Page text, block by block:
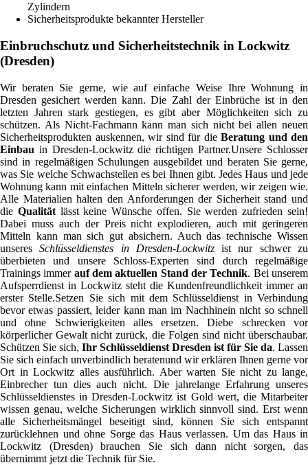
Zylindern
Sicherheitsprodukte bekannter Hersteller
Einbruchschutz und Sicherheitstechnik in Lockwitz
(Dresden)
Wir beraten Sie gerne, wie auf einfache Weise Ihre Wohnung in
Dresden gesichert werden kann. Die Zahl der Einbrüche ist in den
letzten Jahren stark gestiegen, es gibt aber Möglichkeiten sich zu
schützen. Als Nicht-Fachmann kann man sich nicht bei allen neuen
Sicherheitsprodukten auskennen, wir sind für die Beratung und den
Einbau in Dresden-Lockwitz die richtigen Partner.Unsere Schlosser
sind in regelmäßigen Schulungen ausgebildet und beraten Sie gerne,
was Sie welche Schwachstellen es bei Ihnen gibt. Jedes Haus und jede
Wohnung kann mit einfachen Mitteln sicherer werden, wir zeigen wie.
Alle Materialien halten den Anforderungen der Sicherheit stand und
die Qualitätlässt keine Wünsche offen. Sie werden zufrieden sein!
Dabei muss auch der Preis nicht explodieren, auch mit geringeren
Mitteln kann man sich gut absichern. Auch das technische Wissen
unseresSchlüsseldienstes in Dresden-Lockwitzist nur schwer zu
überbieten und unsere Schloss-Experten sind durch regelmäßige
Trainings immer auf dem aktuellen Stand der Technik. Bei unserem
Aufsperrdienst in Lockwitz steht die Kundenfreundlichkeit immer an
erster Stelle.Setzen Sie sich mit dem Schlüsseldienst in Verbindung
bevor etwas passiert, leider kann man im Nachhinein nicht so schnell
und ohne Schwierigkeiten alles ersetzen. Diebe schrecken vor
körperlicher Gewalt nicht zurück, die Folgen sind nicht überschaubar.
Schützen Sie sich, Ihr Schlüsseldienst Dresden ist für Sie da. Lassen
Sie sich einfach unverbindlich beratenund wir erklären Ihnen gerne vor
Ort in Lockwitz alles ausführlich. Aber warten Sie nicht zu lange,
Einbrecher tun dies auch nicht. Die jahrelange Erfahrung unseres
Schlüsseldienstes in Dresden-Lockwitz ist Gold wert, die Mitarbeiter
wissen genau, welche Sicherungen wirklich sinnvoll sind. Erst wenn
alle Sicherheitsmängel beseitigt sind, können Sie sich entspannt
zurücklehnen und ohne Sorge das Haus verlassen. Um das Haus in
Lockwitz (Dresden) brauchen Sie sich dann nicht sorgen, das
übernimmt jetzt die Technik für Sie.